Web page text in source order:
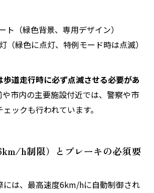
ト（緑色背景、専用デザイン）
（緑色に点灯、特例モード時は点滅）
歩道走行時に必ず点滅させる必要があ
や市内の主要施設付近では、警察や市
ックも行われています。
h制限）とブレーキの必須要
には、最高速度6km/hに自動制御され